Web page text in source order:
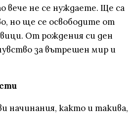
вече не се нуждаете. Ще са
но ще се освободите от
От рождения си ден
за вътрешен мир и
начинания, както и такива,